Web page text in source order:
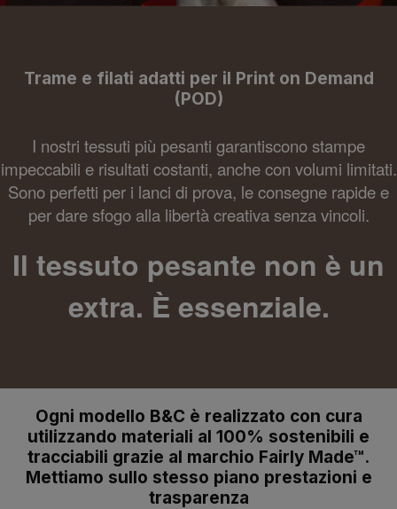
Trame e filati adatti per il Print on Demand
(POD)
I nostri tessuti più pesanti garantiscono stampe
impeccabili e risultati costanti, anche con volumi limitati.
Sono perfetti per i lanci di prova, le consegne rapide e
per dare sfogo alla libertà creativa senza vincoli.
Il tessuto pesante non è un
extra. È essenziale.
Ogni modello B&C è realizzato con cura
utilizzando materiali al 100% sostenibili e
tracciabili grazie al marchio Fairly Made™.
Mettiamo sullo stesso piano prestazioni e
trasparenza